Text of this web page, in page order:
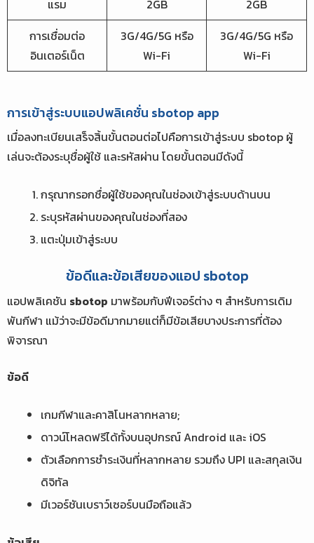
แรม 2GB
2GB
การเชื่อมต่อ
อินเตอร์เน็ต
3G/4G/5G หรือ
Wi-Fi
3G/4G/5G หรือ
Wi-Fi
การเข้าสู่ระบบแอปพลิเคชั่น sbotop app
เมื่อลงทะเบียนเสร็จสิ้นขั้นตอนต่อไปคือการเข้าสู่ระบบ sbotop ผู้
เล่นจะต้องระบุชื่อผู้ใช้ และรหัสผ่าน โดยขั้นตอนมีดังนี้
กรุณากรอกชื่อผู้ใช้ของคุณในช่องเข้าสู่ระบบด้านบน
ระบุรหัสผ่านของคุณในช่องที่สอง
แตะปุ่มเข้าสู่ระบบ
ข้อดีและข้อเสียของแอป sbotop
แอปพลิเคชัน sbotop มาพร้อมกับฟีเจอร์ต่าง ๆ สำหรับการเดิม
พันกีฬา แม้ว่าจะมีข้อดีมากมายแต่ก็มีข้อเสียบางประการที่ต้อง
พิจารณา
ข้อดี
เกมกีฬาและคาสิโนหลากหลาย;
ดาวน์โหลดฟรีได้ทั้งบนอุปกรณ์ Android และ iOS
ตัวเลือกการชำระเงินที่หลากหลาย รวมถึง UPI และสกุลเงิน
ดิจิทัล
มีเวอร์ชันเบราว์เซอร์บนมือถือแล้ว